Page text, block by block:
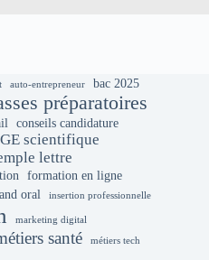
auto-entrepreneur bac 2025
préparatoires
conseils candidature
scientifique
lettre
formation en ligne
oral insertion professionnelle
marketing digital
santé métiers tech